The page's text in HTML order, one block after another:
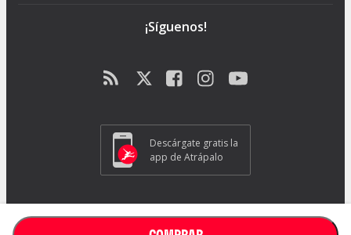
¡Síguenos!
Descárgate gratis la
app de Atrápalo